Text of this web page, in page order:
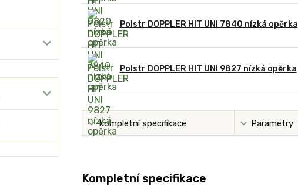
Polstr DOPPLER HIT UNI 7840 nízká opěrka
Polstr DOPPLER HIT UNI 9827 nízká opěrka
Kompletní specifikace Parametry
Kompletní specifikace